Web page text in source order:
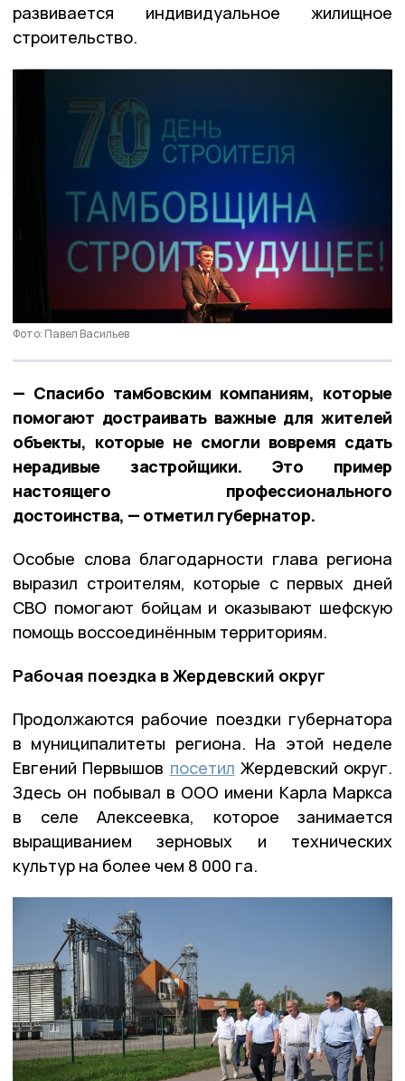
развивается индивидуальное жилищное
строительство.
Фото: Павел Васильев
— Спасибо тамбовским компаниям, которые
помогают достраивать важные для жителей
объекты, которые не смогли вовремя сдать
нерадивые застройщики. Это пример
настоящего профессионального
достоинства, — отметил губернатор.
Особые слова благодарности глава региона
выразил строителям, которые с первых дней
СВО помогают бойцам и оказывают шефскую
помощь воссоединённым территориям.
Рабочая поездка в Жердевский округ
Продолжаются рабочие поездки губернатора
в муниципалитеты региона. На этой неделе
Евгений Первышов посетил Жердевский округ.
Здесь он побывал в ООО имени Карла Маркса
в селе Алексеевка, которое занимается
выращиванием зерновых и технических
культур на более чем 8 000 га.